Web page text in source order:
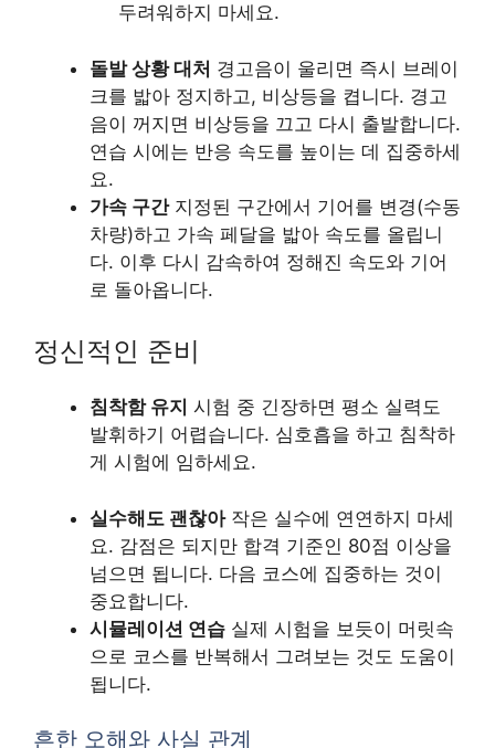
두려워하지 마세요.
돌발 상황 대처 경고음이 울리면 즉시 브레이
크를 밟아 정지하고, 비상등을 켭니다. 경고
음이 꺼지면 비상등을 끄고 다시 출발합니다.
연습 시에는 반응 속도를 높이는 데 집중하세
요.
가속 구간지정된 구간에서 기어를 변경(수동
차량)하고 가속 페달을 밟아 속도를 올립니
다. 이후 다시 감속하여 정해진 속도와 기어
로 돌아옵니다.
정신적인 준비
침착함 유지 시험 중 긴장하면 평소 실력도
발휘하기 어렵습니다. 심호흡을 하고 침착하
게 시험에 임하세요.
실수해도 괜찮아작은 실수에 연연하지 마세
요. 감점은 되지만 합격 기준인 80점 이상을
넘으면 됩니다. 다음 코스에 집중하는 것이
중요합니다.
시뮬레이션 연습 실제 시험을 보듯이 머릿속
으로 코스를 반복해서 그려보는 것도 도움이
됩니다.
흔한 오해와 사실 관계